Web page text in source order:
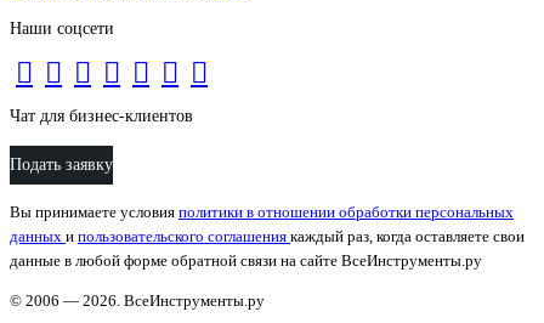
Наши соцсети
Чат для бизнес-клиентов
Подать заявку
Вы принимаете условия политики в отношении обработки персональных
данных и пользовательского соглашения каждый раз, когда оставляете свои
данные в любой форме обратной связи на сайте ВсеИнструменты.ру
© 2006 — 2026. ВсеИнструменты.ру